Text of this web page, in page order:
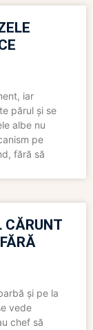
iar
părul și se
albe nu
pe
fără să
CĂRUNT
și pe la
vede
chef să